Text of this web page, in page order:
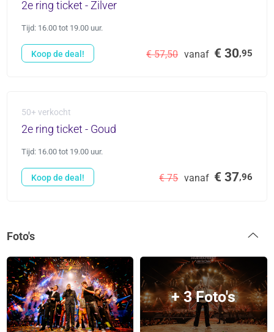
2e ring ticket - Zilver
Tijd: 16.00 tot 19.00 uur.
€ 57,50 vanaf € 30,95
Koop de deal!
50+ verkocht
2e ring ticket - Goud
Tijd: 16.00 tot 19.00 uur.
€ 75 vanaf € 37,96
Koop de deal!
Foto's
+ 3 Foto's